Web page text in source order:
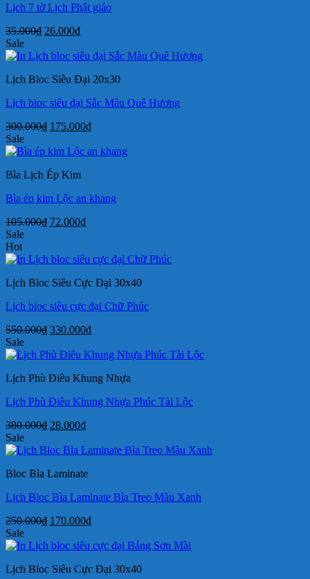
Lịch 7 tờ Lịch Phật giáo
35.000₫ Giá
là:
26.000₫Giá
tại
26.000₫.
Sale
Lịch Bloc Siêu Đại 20x30
Lịch bloc siêu đại Sắc Màu Quê Hương
300.000₫ Giá
là:
175.000₫Giá
tại
Sale
Bìa Lịch Ép Kim
Bìa ép kim Lộc an khang
105.000₫ Giá
105.000₫.
72.000₫Giá
là:
Sale
Hot
Lịch Bloc Siêu Cực Đại 30x40
Lịch bloc siêu cực đại Chữ Phúc
550.000₫ Giá
là:
330.000₫Giá
tại
330.000₫.
Sale
Lịch Phù Điêu Khung Nhựa
Lịch Phù Điêu Khung Nhựa Phúc Tài Lộc
380.000₫ Giá
là:
28.000₫Giá
tại
28.000₫.
Sale
Bloc Bìa Laminate
Lịch Bloc Bìa Laminate Bìa Treo Màu Xanh
250.000₫ Giá
là:
170.000₫Giá
tại
170.000₫.
Sale
Lịch Bloc Siêu Cực Đại 30x40